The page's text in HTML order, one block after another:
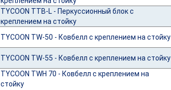
TYCOON TTB-L - Перкуссионный блок с
креплением на стойку
TYCOON TW-50 - Ковбелл с креплением на стойку
TYCOON TW-55 - Ковбелл с креплением на стойку
TYCOON TWH 70 - Ковбелл с креплением на
стойку